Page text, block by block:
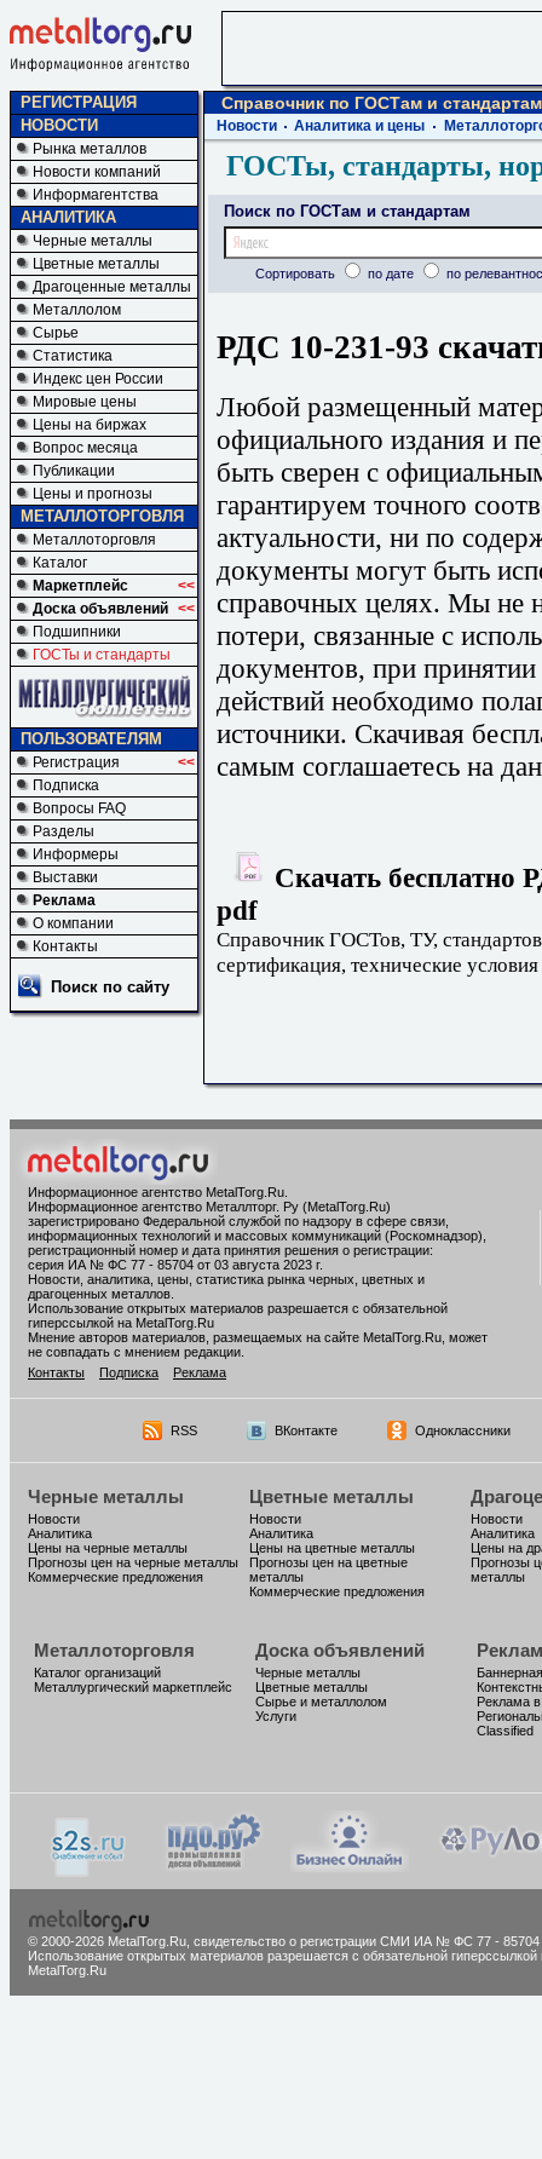
РЕГИСТРАЦИЯ
НОВОСТИ
Рынка металлов
Новости компаний
Информагентства
АНАЛИТИКА
Черные металлы
Цветные металлы
Драгоценные металлы
Металлолом
Сырье
Статистика
Индекс цен России
Мировые цены
Цены на биржах
Вопрос месяца
Публикации
Цены и прогнозы
МЕТАЛЛОТОРГОВЛЯ
Металлоторговля
Каталог
Маркетплейс
<<
Доска объявлений <<
Подшипники
ГОСТы и стандарты
ПОЛЬЗОВАТЕЛЯМ
Регистрация
<<
Подписка
Вопросы FAQ
Разделы
Информеры
Выставки
Реклама
О компании
Контакты
Поиск по сайту
Справочник по ГОСТам и стандартам
Новости Аналитика и цены
ГОСТы, стандарты,
Поиск по ГОСТам и стандартам
Сортировать по дате по
РДС 10-231-93
Любой размещенный
официального издания и
быть сверен с
гарантируем точного
актуальности, ни по
документы могут быть
справочных целях. Мы не
потери, связанные с
документов, при
действий необходимо
источники. Скачивая
самым соглашаетесь на
Скачать бесплатно
pdf
Справочник ГОСТов, ТУ,
сертификация, технические условия
Информационное агентство MetalTorg.Ru
Информационное агентство Металлторг. Ру (MetalTorg.Ru)
зарегистрировано Федеральной службой по надзору в сфере связи,
информационных технологий и массовых коммуникаций (Роскомнадзор),
регистрационный номер и дата принятия решения о регистрации:
серия ИА № ФС 77 - 85704 от 03 августа 2023 г.
Новости, аналитика, цены, статистика рынка черных, цветных и
драгоценных металлов.
Использование открытых материалов разрешается с обязательной
гиперссылкой на MetalTorg.Ru
Мнение авторов материалов, размещаемых на сайте MetalTorg.Ru, может
не совпадать с мнением редакции.
Контакты
Подписка Реклама
RSS ВКонтакте Одноклассники
Черные металлы
Новости
Аналитика
Цены на черные металлы
Прогнозы цен на черные металлы
Коммерческие предложения
Цветные металлы
Новости
Аналитика
Цены на цветные металлы
Прогнозы цен на цветные
металлы
Коммерческие предложения
Новости
Аналитика
Цены на
Прогнозы
металлы
Металлоторговля
Каталог организаций
Металлургический маркетплейс
Доска объявлений
Черные металлы
Цветные металлы
Сырье и металлолом
Услуги
Реклама
Classified
© 2000-2026 MetalTorg.Ru, cвидетельство о регистрации СМИ ИА № ФС 77 - 85704
Использование открытых материалов разрешается с обязательной гиперссылкой
MetalTorg.Ru